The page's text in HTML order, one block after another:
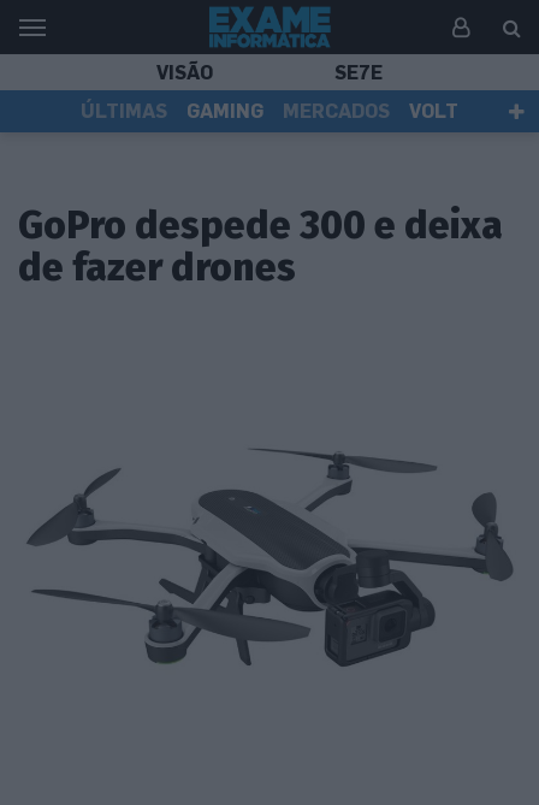
VISÃO
SE7E
ÚLTIMAS
GAMING MERCADOS
VOLT
GoPro despede 300 e deixa
de fazer drones